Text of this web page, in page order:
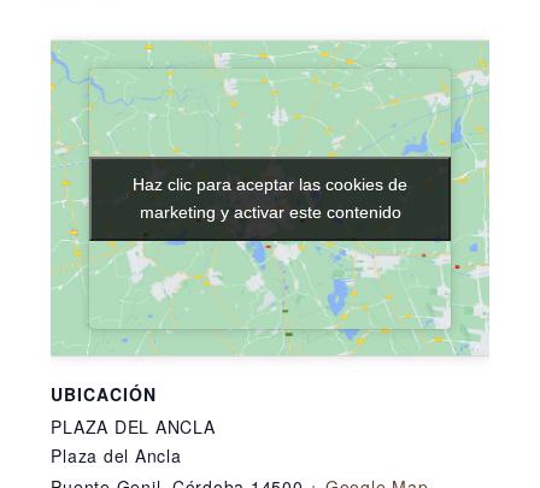
UBICACIÓN
PLAZA DEL ANCLA
Plaza del Ancla
Haz clic para aceptar las cookies de
marketing y activar este contenido
Haz clic para aceptar las cookies de
marketing y activar este contenido